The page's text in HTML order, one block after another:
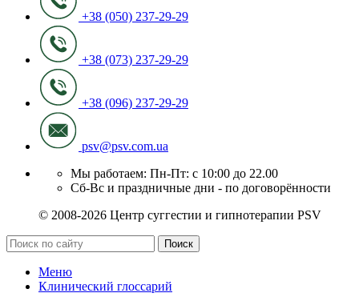
+38 (050) 237-29-29
+38 (073) 237-29-29
+38 (096) 237-29-29
psv@psv.com.ua
Мы работаем: Пн-Пт: с 10:00 до 22.00
Сб-Вс и праздничные дни - по договорённости
© 2008-2026 Центр суггестии и гипнотерапии PSV
Поиск
Меню
Клинический глоссарий